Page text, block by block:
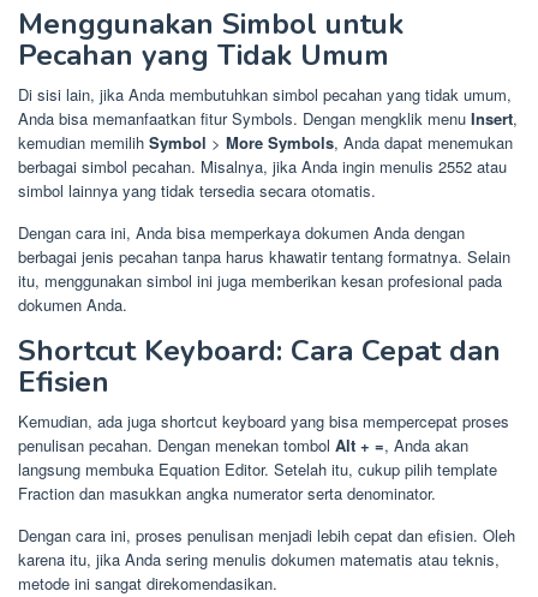
Menggunakan Simbol untuk
Pecahan yang Tidak Umum
Di sisi lain, jika Anda membutuhkan simbol pecahan yang tidak umum,
Anda bisa memanfaatkan fitur Symbols. Dengan mengklik menu Insert,
kemudian memilih Symbol > More Symbols, Anda dapat menemukan
berbagai simbol pecahan. Misalnya, jika Anda ingin menulis 2552 atau
simbol lainnya yang tidak tersedia secara otomatis.
Dengan cara ini, Anda bisa memperkaya dokumen Anda dengan
berbagai jenis pecahan tanpa harus khawatir tentang formatnya. Selain
itu, menggunakan simbol ini juga memberikan kesan profesional pada
dokumen Anda.
Shortcut Keyboard: Cara Cepat dan
Efisien
Kemudian, ada juga shortcut keyboard yang bisa mempercepat proses
penulisan pecahan. Dengan menekan tombol Alt + =, Anda akan
langsung membuka Equation Editor. Setelah itu, cukup pilih template
Fraction dan masukkan angka numerator serta denominator.
Dengan cara ini, proses penulisan menjadi lebih cepat dan efisien. Oleh
karena itu, jika Anda sering menulis dokumen matematis atau teknis,
metode ini sangat direkomendasikan.